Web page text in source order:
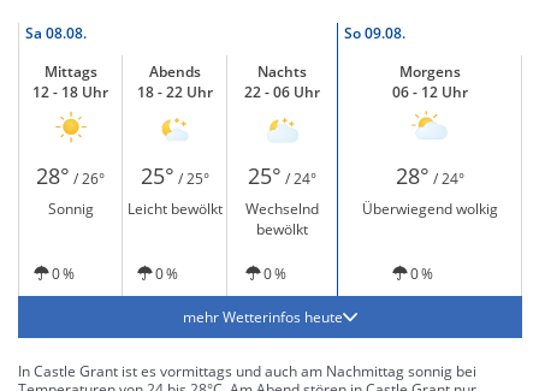
Sa 08.08. So09.08.
Mittags
12 - 18 Uhr
Abends
18 - 22 Uhr
Nachts
22 - 06 Uhr
Morgens
06 - 12 Uhr
28° / 26° 25° / 25° 25° / 24° 28° / 24°
Sonnig
Leicht bewölkt
Wechselnd
bewölkt
Überwiegend wolkig
0 % 0 % 0 % 0 %
mehr Wetterinfos heute
In Castle Grant ist es vormittags und auch am Nachmittag sonnig bei